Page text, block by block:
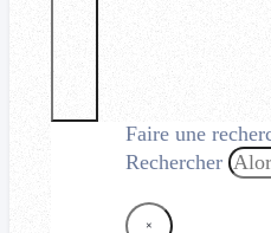
Faire une
Rechercher
×